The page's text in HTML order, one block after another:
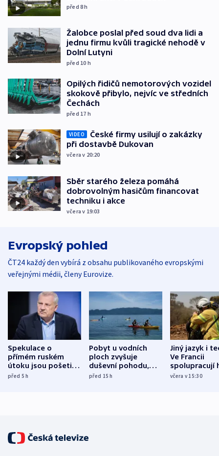
před 8h
Žalobce poslal před soud dva lidi a
jednu firmu kvůli tragické nehodě v
Dolní Lutyni
před 10 h
Opilých řidičů nemotorových vozidel
skokově přibylo, nejvíc ve středních
Čechách
před 17 h
VIDEO
České firmy usilují o zakázky
při dostavbě Dukovan
včera v 20:20
Sběr starého železa pomáhá
dobrovolným hasičům financovat
techniku i akce
včera v 19:03
Evropský pohled
ČT24 každý den vybírá z obsahu publikovaného evropskými
veřejnými médii, členy Eurovize.
Spekulace o
přímém ruském
útoku jsou pošetilé,
míní estonský
před 5h
Pobyt u vodních
ploch zvyšuje
duševní pohodu,
ukázala
před 15h
Jiný jazyk i
Ve Francii
spolupracují
různých zemí
včera v 15:30